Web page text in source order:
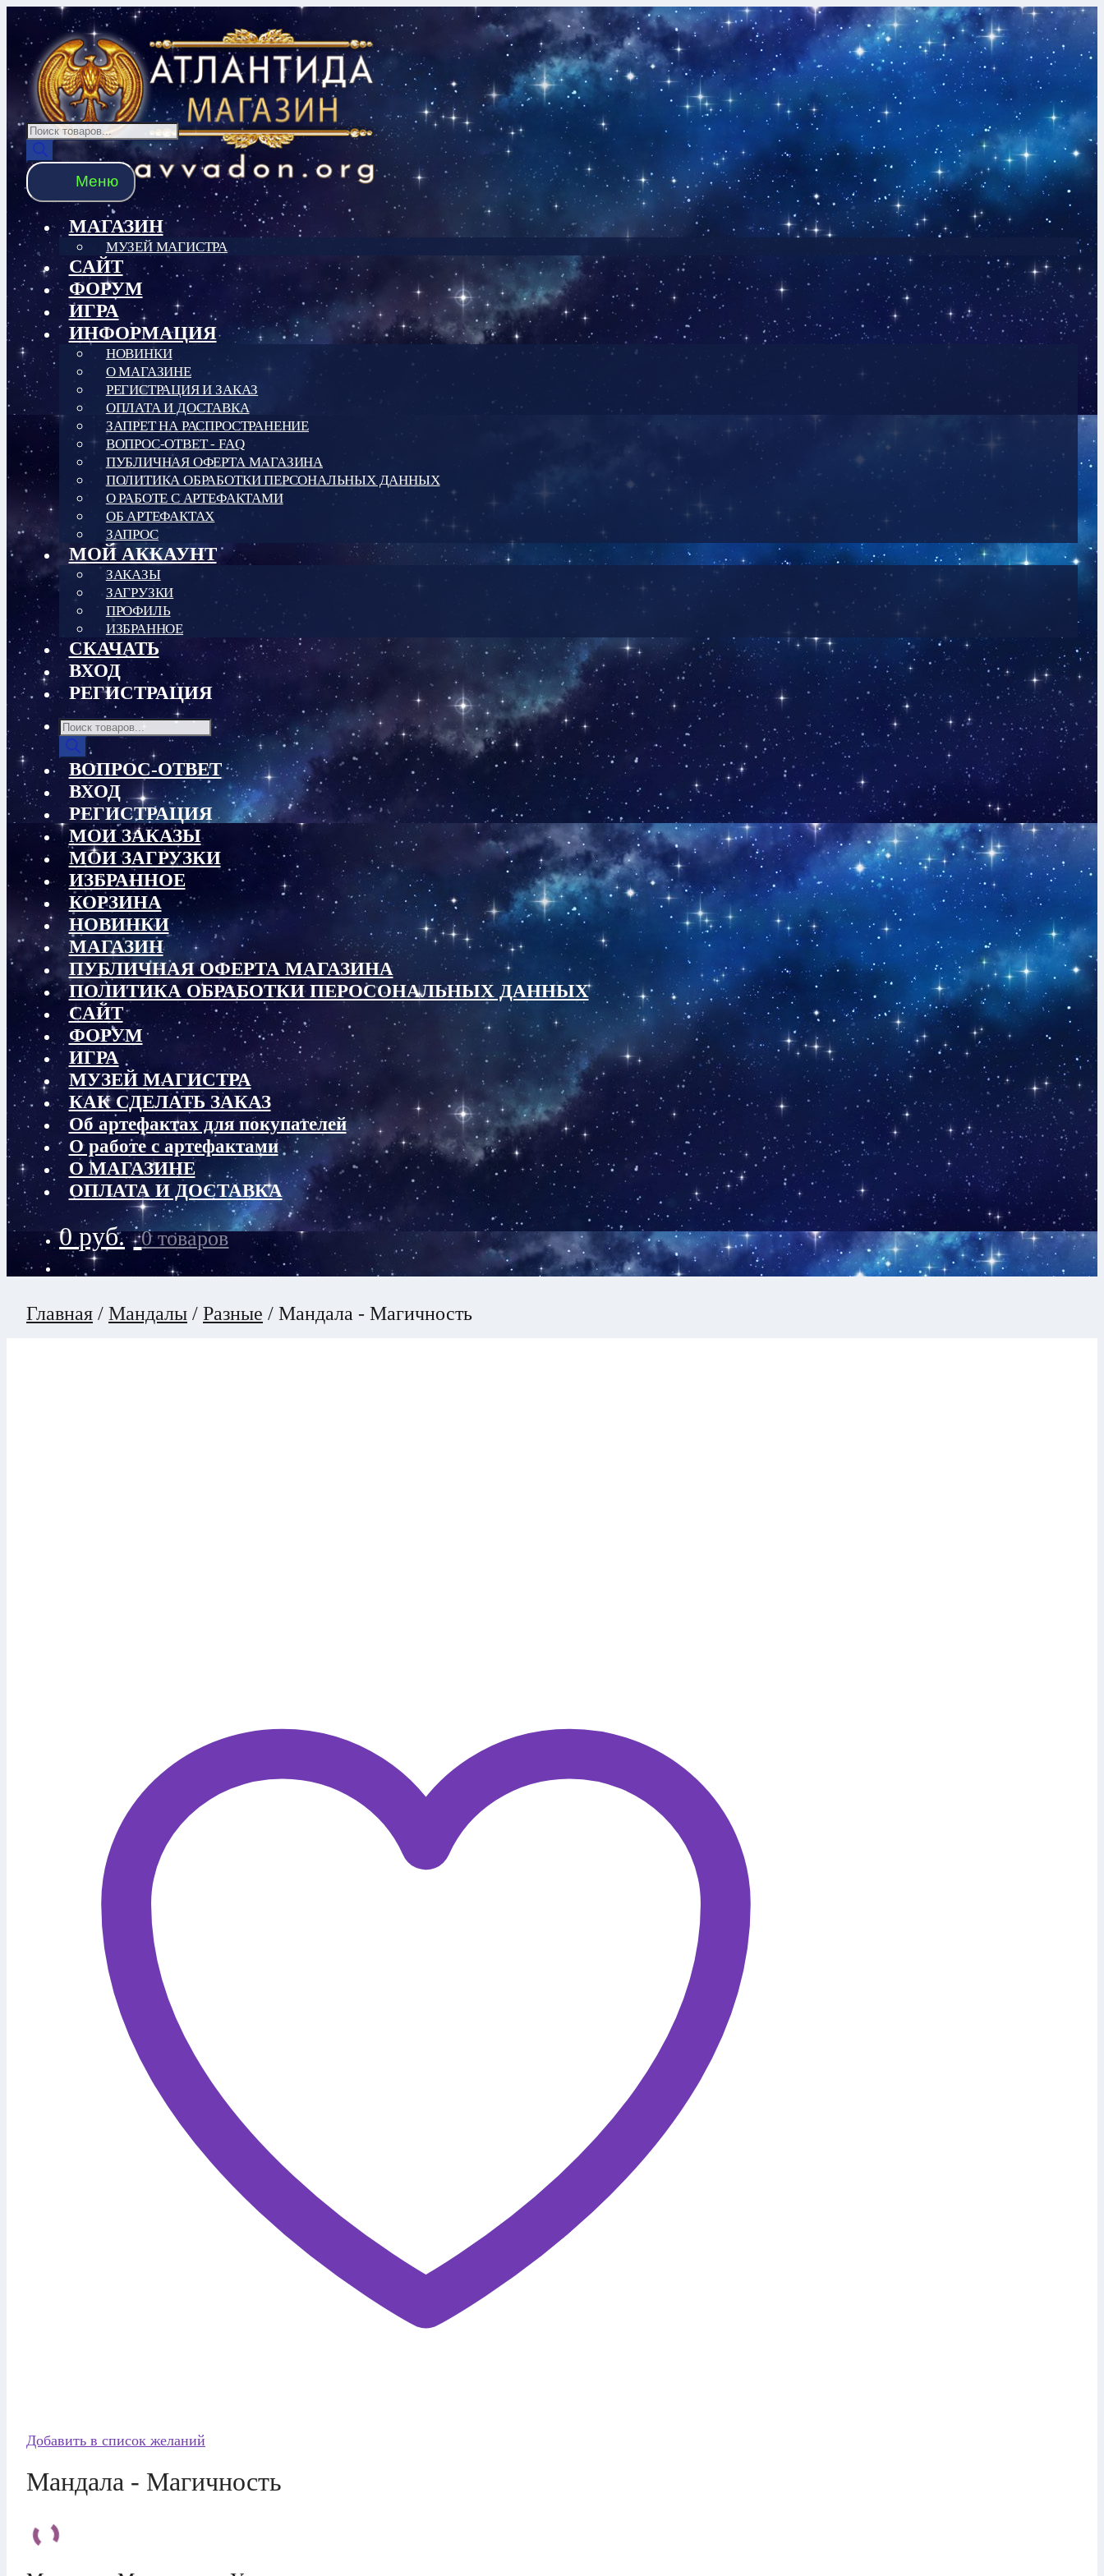
Перейти
к
навигации
Перейти
к
содержимому
Поиск
товаров
Меню
МАГАЗИН
МУЗЕЙ МАГИСТРА
САЙТ
ФОРУМ
ИГРА
ИНФОРМАЦИЯ
НОВИНКИ
О МАГАЗИНЕ
РЕГИСТРАЦИЯ И ЗАКАЗ
ОПЛАТА И ДОСТАВКА
ЗАПРЕТ НА РАСПРОСТРАНЕНИЕ
ВОПРОС-ОТВЕТ - FAQ
ПУБЛИЧНАЯ ОФЕРТА МАГАЗИНА
ПОЛИТИКА ОБРАБОТКИ ПЕРСОНАЛЬНЫХ ДАННЫХ
О РАБОТЕ С АРТЕФАКТАМИ
ОБ АРТЕФАКТАХ
ЗАПРОС
МОЙ АККАУНТ
ЗАКАЗЫ
ЗАГРУЗКИ
ПРОФИЛЬ
ИЗБРАННОЕ
СКАЧАТЬ
ВХОД
РЕГИСТРАЦИЯ
Поиск
товаров
ВОПРОС-ОТВЕТ
ВХОД
РЕГИСТРАЦИЯ
МОИ ЗАКАЗЫ
МОИ ЗАГРУЗКИ
ИЗБРАННОЕ
КОРЗИНА
НОВИНКИ
МАГАЗИН
ПУБЛИЧНАЯ ОФЕРТА МАГАЗИНА
ПОЛИТИКА ОБРАБОТКИ ПЕРОСОНАЛЬНЫХ ДАННЫХ
САЙТ
ФОРУМ
ИГРА
МУЗЕЙ МАГИСТРА
КАК СДЕЛАТЬ ЗАКАЗ
Об артефактах для покупателей
О работе с артефактами
О МАГАЗИНЕ
ОПЛАТА И ДОСТАВКА
0руб. 0 товаров
Главная / Мандалы / Разные / Мандала - Магичность
Добавить в список желаний
Мандала - Магичность